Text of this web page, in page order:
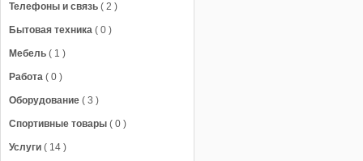
Телефоны и связь ( 2 )
Бытовая техника ( 0 )
Мебель ( 1 )
Работа ( 0 )
Оборудование ( 3 )
Спортивные товары ( 0 )
Услуги ( 14 )